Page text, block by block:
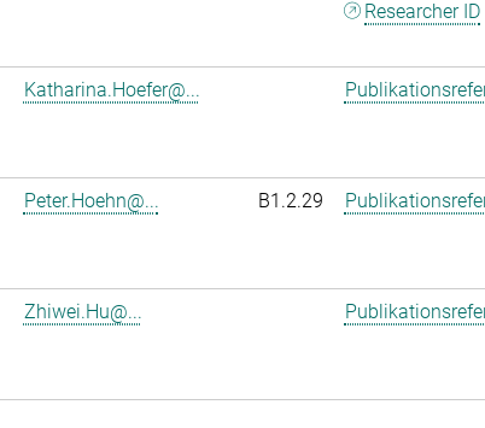
Researcher ID
Katharina.Hoefer@...
Peter.Hoehn@... B1.2.29
Zhiwei.Hu@...